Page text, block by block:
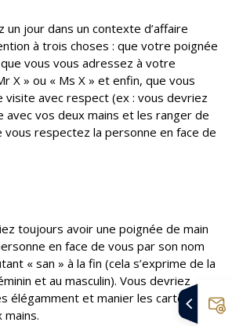
un jour dans un contexte d’affaire
à trois choses : que votre poignée
vous vous adressez à votre
X » ou « Ms X » et enfin, que vous
visite avec respect (ex : vous devriez
vos deux mains et les ranger de
vous respectez la personne en face de
toujours avoir une poignée de main
en face de vous par son nom
« san » à la fin (cela s’exprime de la
et au masculin). Vous devriez
élégamment et manier les cartes de